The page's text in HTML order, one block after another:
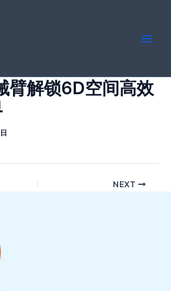
臂解锁6D空间高效
NEXT